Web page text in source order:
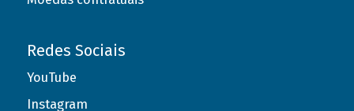
Redes Sociais
YouTube
Instagram